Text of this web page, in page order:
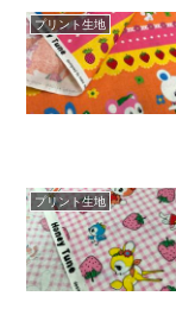
プリント生地
プリント生地